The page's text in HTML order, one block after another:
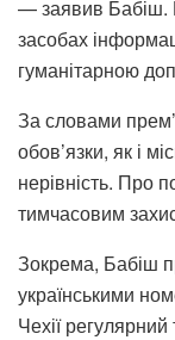
— заявив Бабіш.
засобах
гуманітарною
За словами
обов’язки, як і
нерівність. Про
тимчасовим
Зокрема, Бабіш
українськими
Чехії